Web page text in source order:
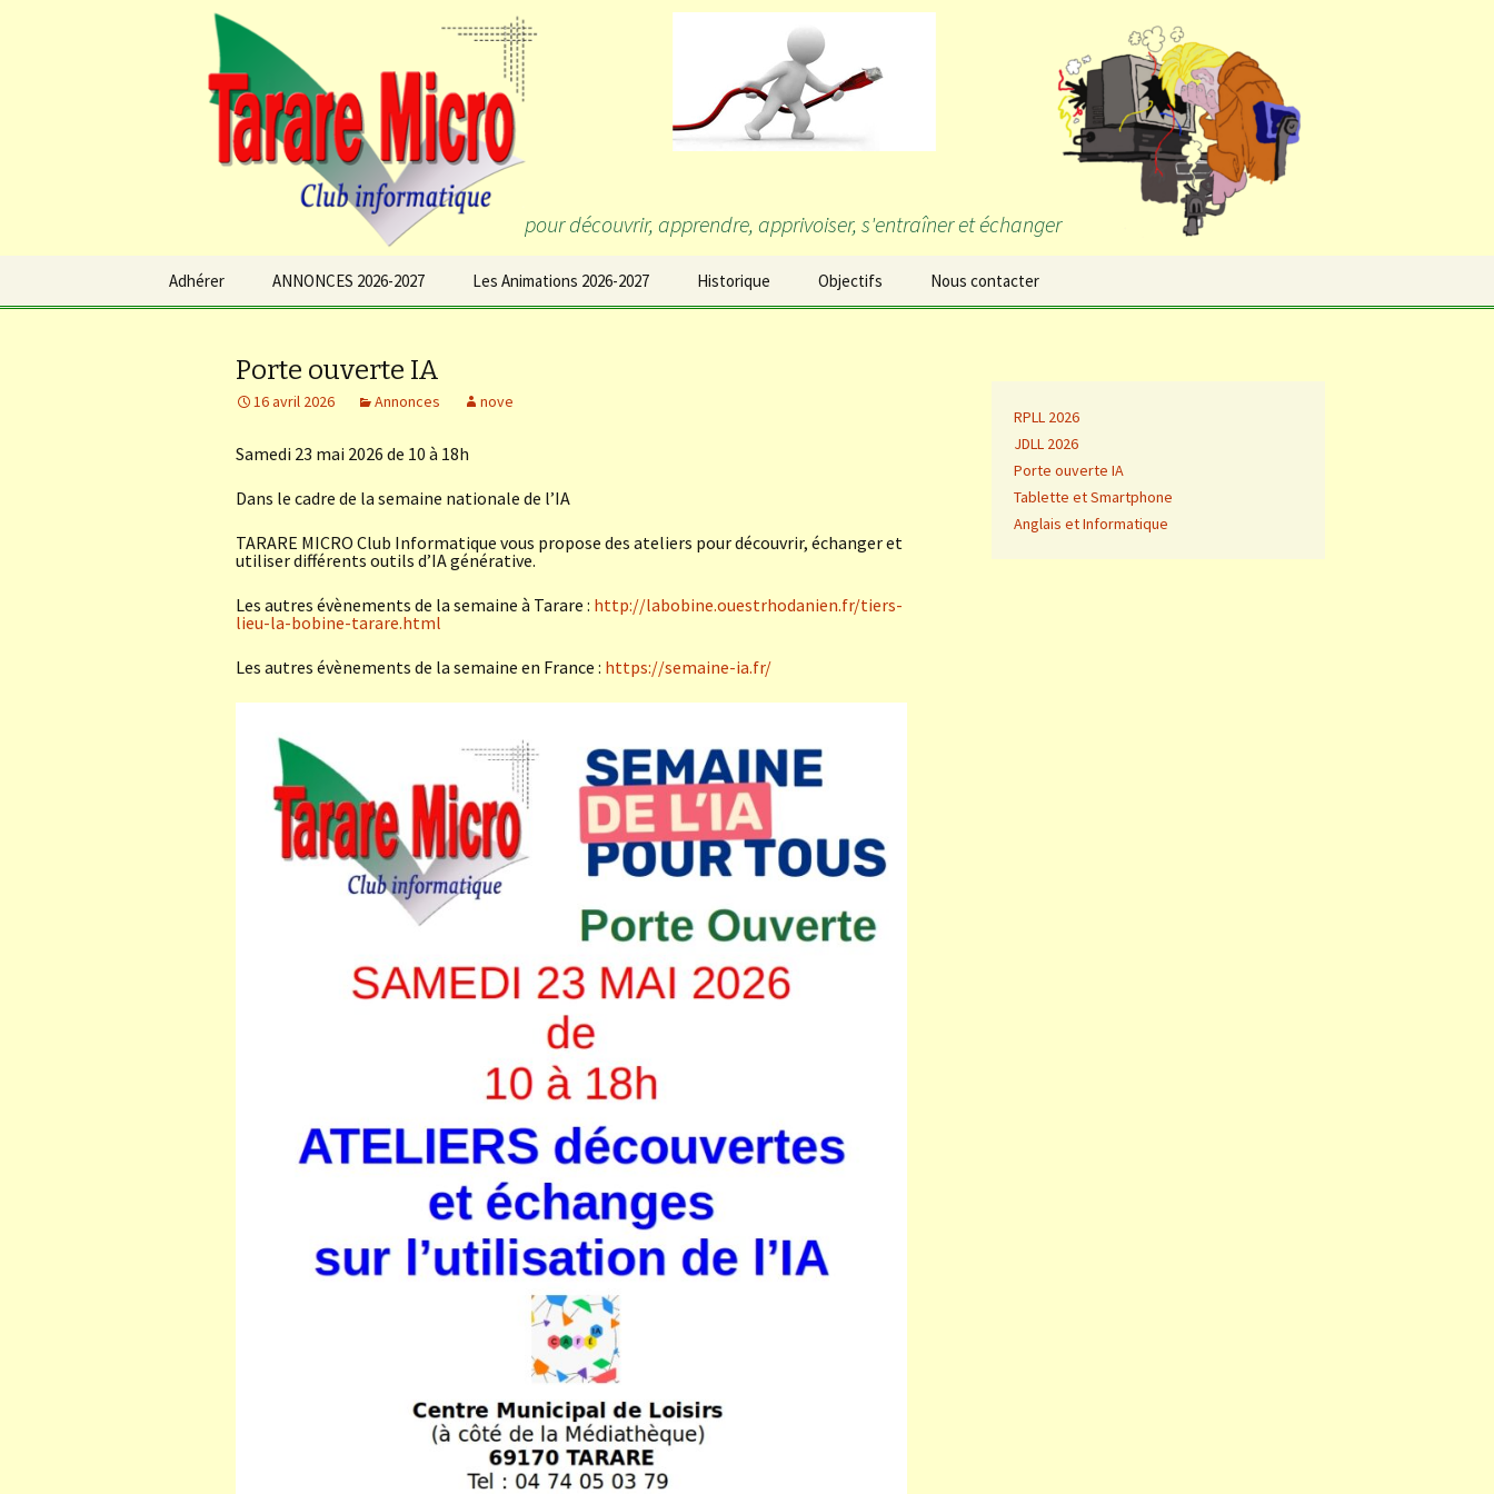
pour découvrir, apprendre, apprivoiser, s'entraîner et échanger
Adhérer ANNONCES 2026-2027 Les Animations 2026-2027 Historique Objectifs Nous contacter
Porte ouverte IA
16 avril 2026 Annonces nove
Samedi 23 mai 2026 de 10 à 18h
Dans le cadre de la semaine nationale de l’IA
TARARE MICRO Club Informatique vous propose des ateliers pour découvrir, échanger et
utiliser différents outils d’IA générative.
Les autres évènements de la semaine à Tarare : http://labobine.ouestrhodanien.fr/tiers-
lieu-la-bobine-tarare.html
Les autres évènements de la semaine en France : https://semaine-ia.fr/
RPLL 2026
JDLL 2026
Porte ouverte IA
Tablette et Smartphone
Anglais et Informatique